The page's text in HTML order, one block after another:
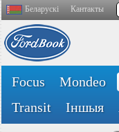
Беларускі Кантакты
Focus Mondeo
Transit
Іншыя